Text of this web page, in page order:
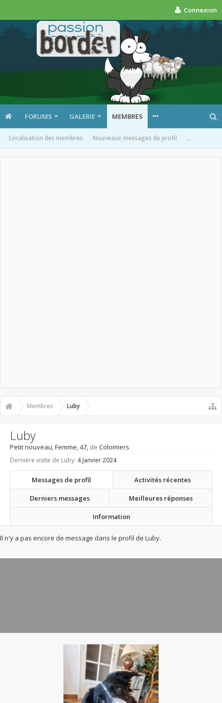
Connexion
FORUMS GALERIE MEMBRES
Localisation des membres Nouveaux messages de profil ...
Membres Luby
Luby
Petit nouveau, Femme, 47, de Colomiers
Dernière visite de Luby: 4 Janvier 2024
Messages de profil Activités récentes
Derniers messages Meilleures réponses
Information
Il n'y a pas encore de message dans le profil de Luby.